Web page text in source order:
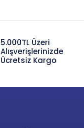
5.000TL Üzeri
Alışverişlerinizde
Ücretsiz Kargo